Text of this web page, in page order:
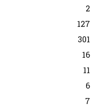
2
127
301
16
11
6
7